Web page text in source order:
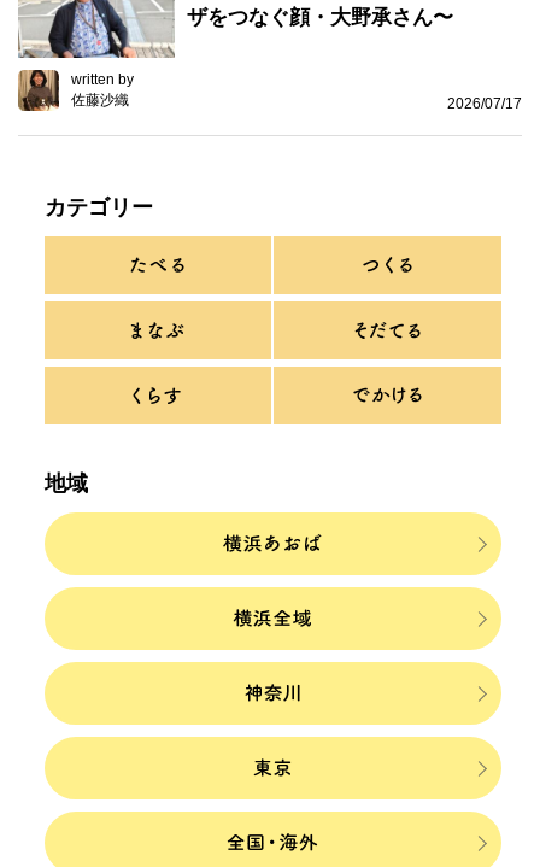
ザをつなぐ顔・大野承さん〜
written by
佐藤沙織
2026/07/17
カテゴリー
地域